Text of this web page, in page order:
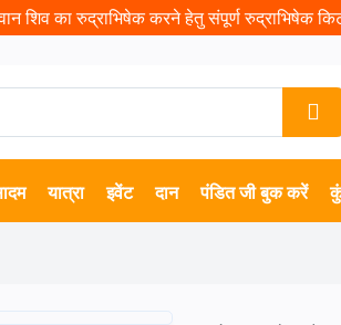
शिव का रुद्राभिषेक करने हेतु संपूर्ण रुद्राभिषेक
यात्रा इवेंट दान पंडित जी बुक करें